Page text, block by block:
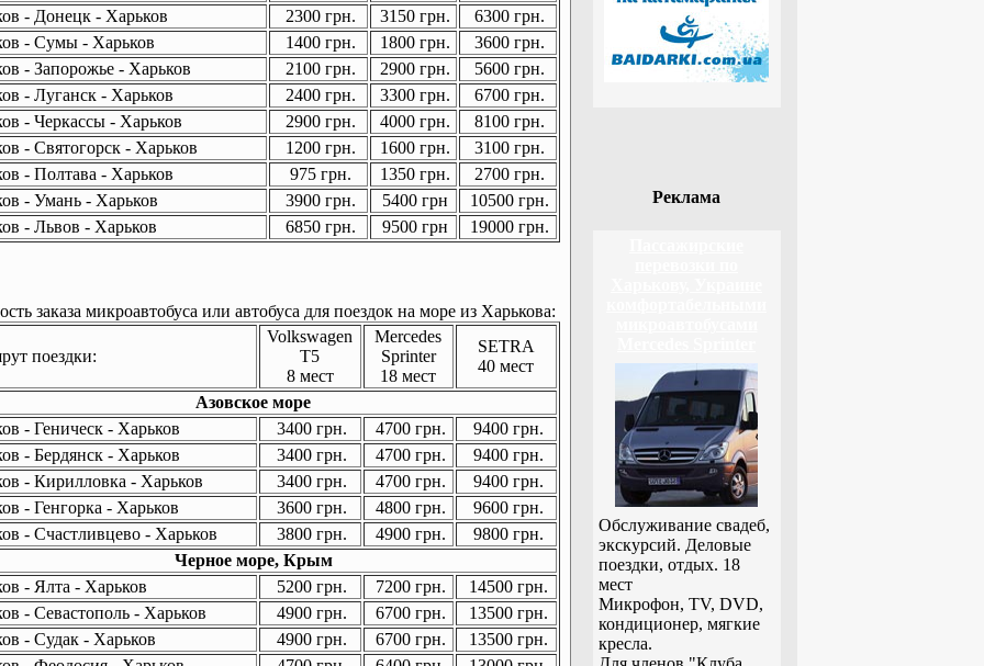
- Донецк - Харьков
2300 грн. 3150 грн.
6300 грн.
- Сумы - Харьков
1400 грн. 1800 грн.
3600 грн.
- Запорожье - Харьков
2100 грн. 2900 грн.
5600 грн.
- Луганск - Харьков
2400 грн. 3300 грн.
6700 грн.
- Черкассы - Харьков
2900 грн. 4000 грн.
8100 грн.
- Святогорск - Харьков
1200 грн. 1600 грн.
3100 грн.
- Полтава - Харьков
975 грн. 1350 грн.
2700 грн.
- Умань - Харьков
3900 грн. 5400 грн
10500 грн.
- Львов - Харьков
6850 грн. 9500 грн 19000 грн.
заказа микроавтобуса или автобуса для поездок на море из Харькова:
поездки:
Volkswagen
T5
8 мест
Mercedes
Sprinter
18 мест
SETRA
40 мест
Азовское море
- Геническ - Харьков
3400 грн. 4700 грн.
9400 грн.
- Бердянск - Харьков
3400 грн. 4700 грн.
9400 грн.
- Кирилловка - Харьков
3400 грн. 4700 грн.
9400 грн.
- Генгорка - Харьков
3600 грн. 4800 грн.
9600 грн.
- Счастливцево - Харьков
3800 грн. 4900 грн.
9800 грн.
Черное море, Крым
- Ялта - Харьков
5200 грн. 7200 грн.
14500 грн.
- Севастополь - Харьков
4900 грн. 6700 грн.
13500 грн.
- Судак - Харьков
4900 грн. 6700 грн.
13500 грн.
Реклама
Обслуживание свадеб,
экскурсий. Деловые
поездки, отдых. 18
мест
Микрофон, TV, DVD,
кондиционер, мягкие
кресла.